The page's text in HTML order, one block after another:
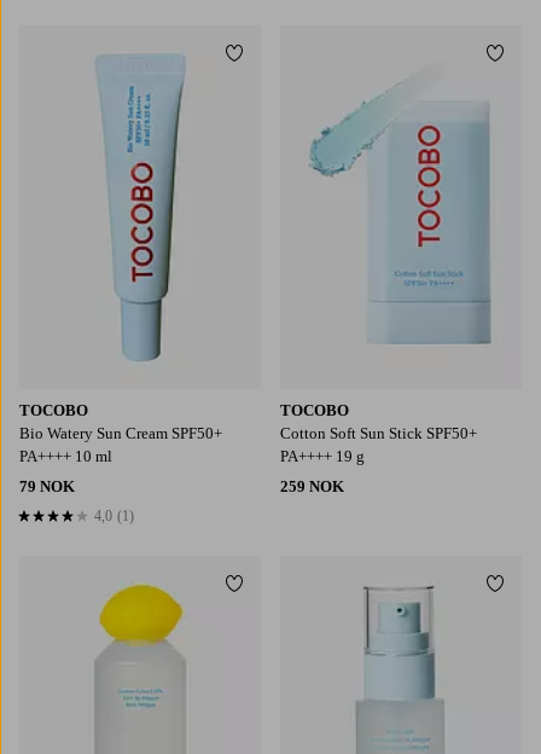
TOCOBO
Bio Watery Sun Cream SPF50+
PA++++ 10 ml
79 NOK
4,0 basert på 1 karaktergivninger
4,0 (1)
Legg til favoritter
TOCOBO
Cotton Soft Sun Stick SPF50+
PA++++ 19 g
259 NOK
Legg til favoritter